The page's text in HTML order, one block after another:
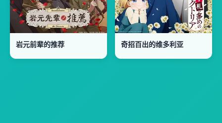
岩元前辈的推荐 奇招百出的维多利亚